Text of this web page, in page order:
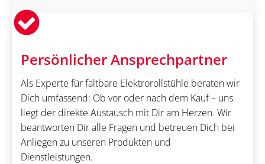
Persönlicher Ansprechpartner
Als Experte für faltbare Elektrorollstühle beraten wir
Dich umfassend: Ob vor oder nach dem Kauf – uns
liegt der direkte Austausch mit Dir am Herzen. Wir
beantworten Dir alle Fragen und betreuen Dich bei
Anliegen zu unseren Produkten und
Dienstleistungen.